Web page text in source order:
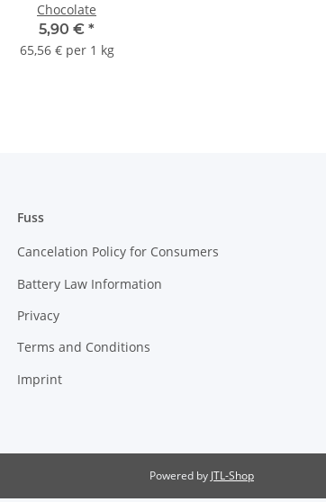
Chocolate
5,90 € *
65,56 € per 1 kg
Fuss
Cancelation Policy for Consumers
Battery Law Information
Privacy
Terms and Conditions
Imprint
Powered by JTL-Shop